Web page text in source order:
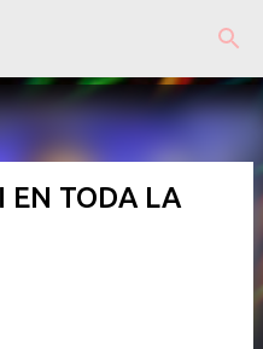
principal
EN TODA LA